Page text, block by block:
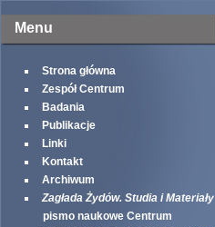
Menu
Strona główna
Zespół Centrum
Badania
Publikacje
Linki
Kontakt
Archiwum
Zagłada Żydów. Studia i Materiały
pismo naukowe Centrum